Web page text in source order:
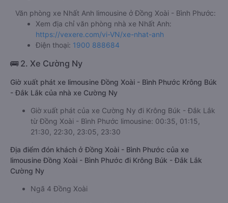
Văn phòng xe Nhất Anh limousine ở Đồng Xoài - Bình Phước:
Xem địa chỉ văn phòng nhà xe Nhất Anh:
https://vexere.com/vi-VN/xe-nhat-anh
Điện thoại: 1900 888684
🚌 2. Xe Cường Ny
Giờ xuất phát xe limousine Đồng Xoài - Bình Phước Krông Búk
- Đắk Lắk của nhà xe Cường Ny
Giờ xuất phát của xe Cường Ny đi Krông Búk - Đắk Lắk
từ Đồng Xoài - Bình Phước limousine: 00:35, 01:15,
21:30, 22:30, 23:05, 23:30
Địa điểm đón khách ở Đồng Xoài - Bình Phước của xe
limousine Đồng Xoài - Bình Phước đi Krông Búk - Đắk Lắk
Cường Ny
Ngã 4 Đồng Xoài